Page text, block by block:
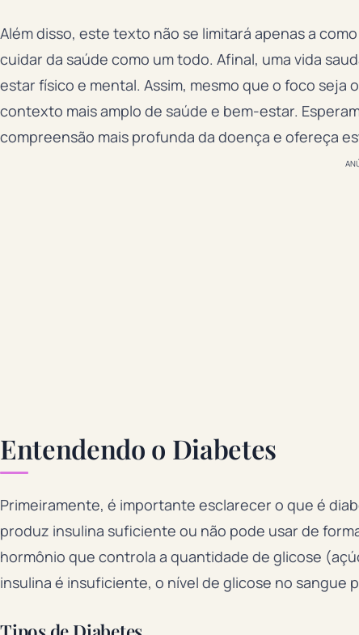
Além disso, este texto não se limitará apenas a
cuidar da saúde como um todo. Afinal, uma vida
estar físico e mental. Assim, mesmo que o foco
contexto mais amplo de saúde e bem-estar.
compreensão mais profunda da doença e ofereça
Entendendo o Diabetes
Primeiramente, é importante esclarecer o que é
produz insulina suficiente ou não pode usar de
hormônio que controla a quantidade de glicose
insulina é insuficiente, o nível de glicose no sangue